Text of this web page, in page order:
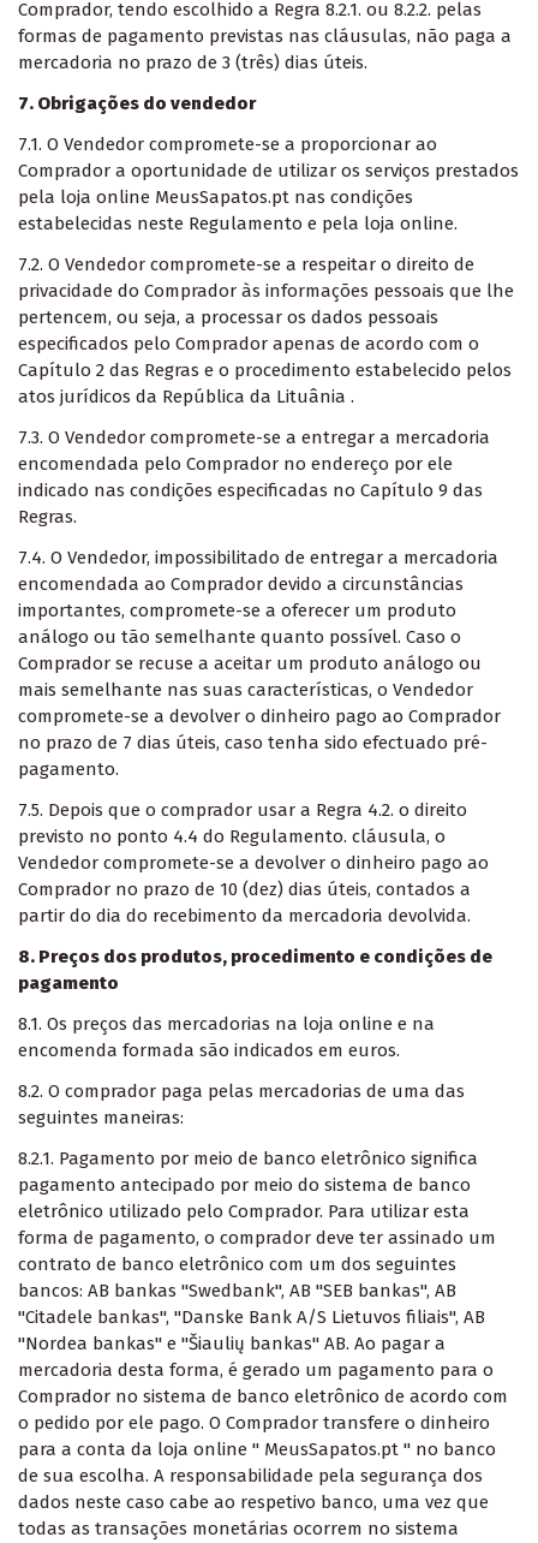
Comprador, tendo escolhido a Regra 8.2.1. ou 8.2.2. pelas
formas de pagamento previstas nas cláusulas, não paga a
mercadoria no prazo de 3 (três) dias úteis.
7. Obrigações do vendedor
7.1. O Vendedor compromete-se a proporcionar ao
Comprador a oportunidade de utilizar os serviços prestados
pela loja online MeusSapatos.pt nas condições
estabelecidas neste Regulamento e pela loja online.
7.2. O Vendedor compromete-se a respeitar o direito de
privacidade do Comprador às informações pessoais que lhe
pertencem, ou seja, a processar os dados pessoais
especificados pelo Comprador apenas de acordo com o
Capítulo 2 das Regras e o procedimento estabelecido pelos
atos jurídicos da República da Lituânia .
7.3. O Vendedor compromete-se a entregar a mercadoria
encomendada pelo Comprador no endereço por ele
indicado nas condições especificadas no Capítulo 9 das
Regras.
7.4. O Vendedor, impossibilitado de entregar a mercadoria
encomendada ao Comprador devido a circunstâncias
importantes, compromete-se a oferecer um produto
análogo ou tão semelhante quanto possível. Caso o
Comprador se recuse a aceitar um produto análogo ou
mais semelhante nas suas características, o Vendedor
compromete-se a devolver o dinheiro pago ao Comprador
no prazo de 7 dias úteis, caso tenha sido efectuado pré-
pagamento.
7.5. Depois que o comprador usar a Regra 4.2. o direito
previsto no ponto 4.4 do Regulamento. cláusula, o
Vendedor compromete-se a devolver o dinheiro pago ao
Comprador no prazo de 10 (dez) dias úteis, contados a
partir do dia do recebimento da mercadoria devolvida.
8. Preços dos produtos, procedimento e condições de
pagamento
8.1. Os preços das mercadorias na loja online e na
encomenda formada são indicados em euros.
8.2. O comprador paga pelas mercadorias de uma das
seguintes maneiras:
8.2.1. Pagamento por meio de banco eletrônico significa
pagamento antecipado por meio do sistema de banco
eletrônico utilizado pelo Comprador. Para utilizar esta
forma de pagamento, o comprador deve ter assinado um
contrato de banco eletrônico com um dos seguintes
bancos: AB bankas "Swedbank", AB "SEB bankas", AB
"Citadele bankas", "Danske Bank A/S Lietuvos filiais", AB
"Nordea bankas" e "Šiaulių bankas" AB. Ao pagar a
mercadoria desta forma, é gerado um pagamento para o
Comprador no sistema de banco eletrônico de acordo com
o pedido por ele pago. O Comprador transfere o dinheiro
para a conta da loja online " MeusSapatos.pt " no banco
de sua escolha. A responsabilidade pela segurança dos
dados neste caso cabe ao respetivo banco, uma vez que
todas as transações monetárias ocorrem no sistema